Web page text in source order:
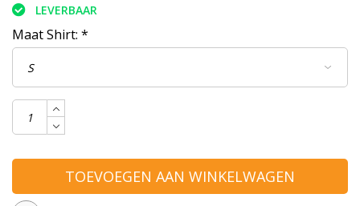
LEVERBAAR
Maat Shirt: *
TOEVOEGEN AAN WINKELWAGEN